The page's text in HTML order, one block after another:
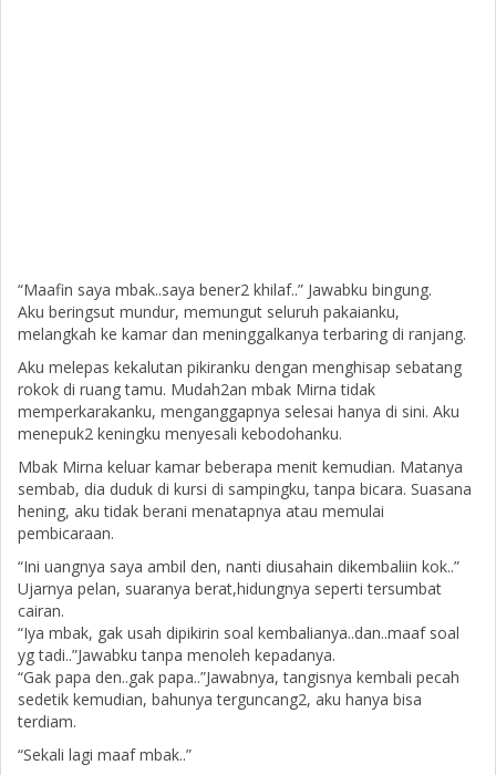
“Maafin saya mbak..saya bener2 khilaf..” Jawabku bingung.
Aku beringsut mundur, memungut seluruh pakaianku,
melangkah ke kamar dan meninggalkanya terbaring di ranjang.
Aku melepas kekalutan pikiranku dengan menghisap sebatang
rokok di ruang tamu. Mudah2an mbak Mirna tidak
memperkarakanku, menganggapnya selesai hanya di sini. Aku
menepuk2 keningku menyesali kebodohanku.
Mbak Mirna keluar kamar beberapa menit kemudian. Matanya
sembab, dia duduk di kursi di sampingku, tanpa bicara. Suasana
hening, aku tidak berani menatapnya atau memulai
pembicaraan.
“Ini uangnya saya ambil den, nanti diusahain dikembaliin kok..”
Ujarnya pelan, suaranya berat,hidungnya seperti tersumbat
cairan.
“Iya mbak, gak usah dipikirin soal kembalianya..dan..maaf soal
yg tadi..”Jawabku tanpa menoleh kepadanya.
“Gak papa den..gak papa..”Jawabnya, tangisnya kembali pecah
sedetik kemudian, bahunya terguncang2, aku hanya bisa
terdiam.
“Sekali lagi maaf mbak..”